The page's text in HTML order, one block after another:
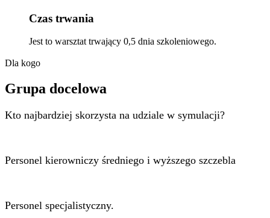
Czas trwania
Jest to warsztat trwający 0,5 dnia szkoleniowego.
Dla kogo
Grupa docelowa
Kto najbardziej skorzysta na udziale w symulacji?
Personel kierowniczy średniego i wyższego szczebla
Personel specjalistyczny.